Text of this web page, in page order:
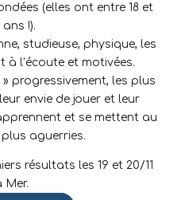
(elles ont entre 18 et
ans !).
studieuse, physique, les
l’écoute et motivées.
progressivement, les plus
envie de jouer et leur
et se mettent au
aguerries.
résultats les 19 et 20/11
Mer.